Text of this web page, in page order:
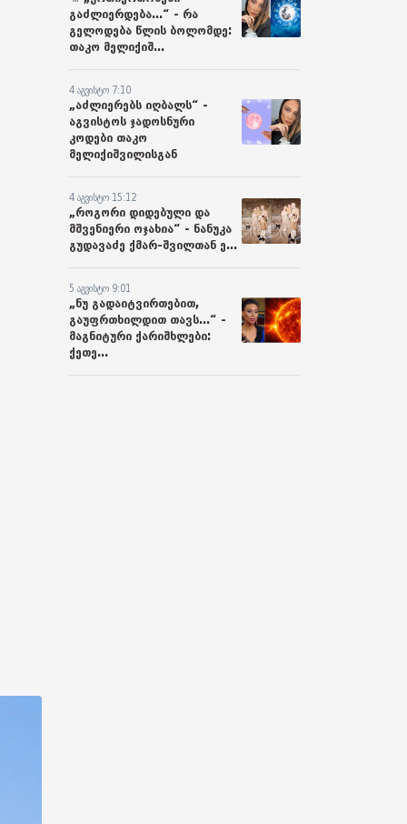
გაძლიერდება...“ - რა
გელოდება წლის ბოლომდე:
თაკო მელიქიშ...
4 აგვისტო 7:10
„აძლიერებს იღბალს“ -
აგვისტოს ჯადოსნური
კოდები თაკო
მელიქიშვილისგან
4 აგვისტო 15:12
„როგორი დიდებული და
მშვენიერი ოჯახია“ - ნანუკა
გუდავაძე ქმარ-შვილთან ე...
5 აგვისტო 9:01
„ნუ გადაიტვირთებით,
გაუფრთხილდით თავს...“ -
მაგნიტური ქარიშხლები:
ქეთე...